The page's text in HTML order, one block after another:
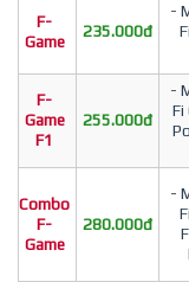
F-
Game
235.000đ
-
F-
Game
F1
255.000đ
-
Fi
Combo
F-
Game
280.000đ
-